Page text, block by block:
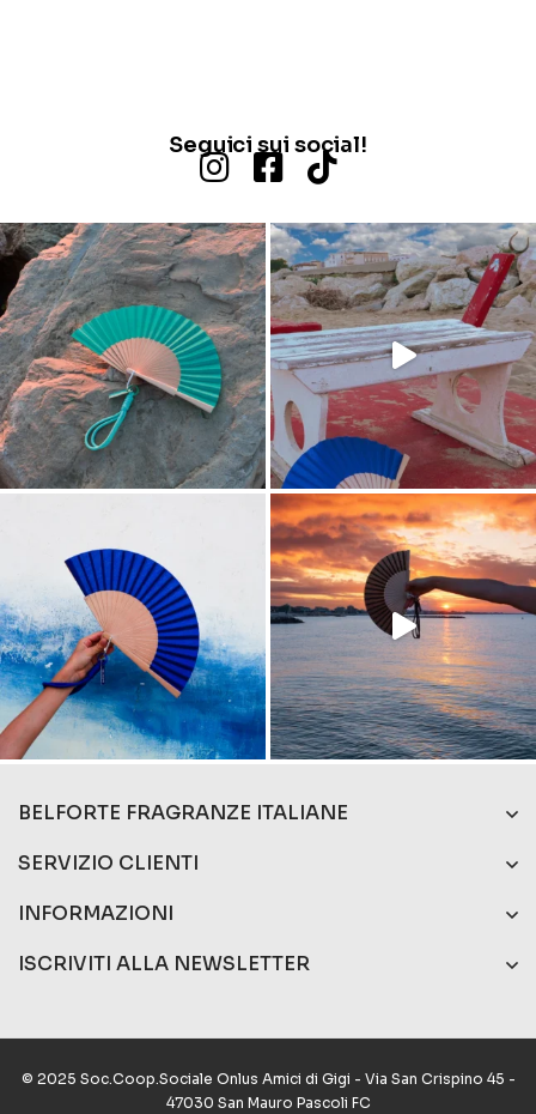
Seguici sui social!
BELFORTE FRAGRANZE ITALIANE
SERVIZIO CLIENTI
INFORMAZIONI
ISCRIVITI ALLA NEWSLETTER
© 2025 Soc.Coop.Sociale Onlus Amici di Gigi - Via San Crispino 45 -
47030 San Mauro Pascoli FC